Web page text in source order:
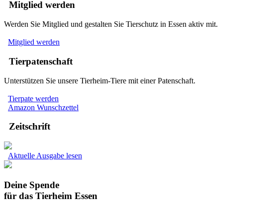
Mitglied werden
Werden Sie Mitglied und gestalten Sie Tierschutz in Essen aktiv mit.
Mitglied werden
Tierpatenschaft
Unterstützen Sie unsere Tierheim-Tiere mit einer Patenschaft.
Tierpate werden
Amazon Wunschzettel
Zeitschrift
Aktuelle Ausgabe lesen
Deine Spende
für das Tierheim Essen